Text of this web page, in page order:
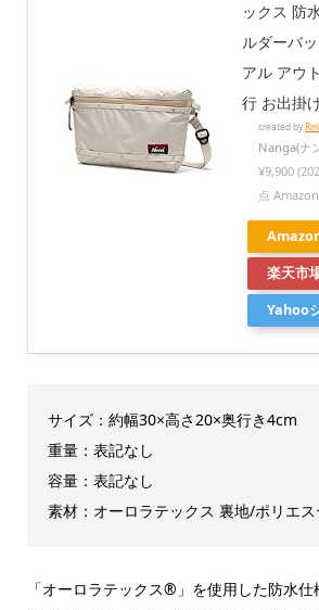
ックス 防
ルダーバ
アル アウ
行 お出掛
created by
Nanga(ナ
¥9,900
点
楽天市
Yahoo
サイズ：約幅30×高さ20×奥行き4cm
重量：表記なし
容量：表記なし
素材：オーロラテックス 裏地/ポリエ
「オーロラテックス®」を使用した防水仕